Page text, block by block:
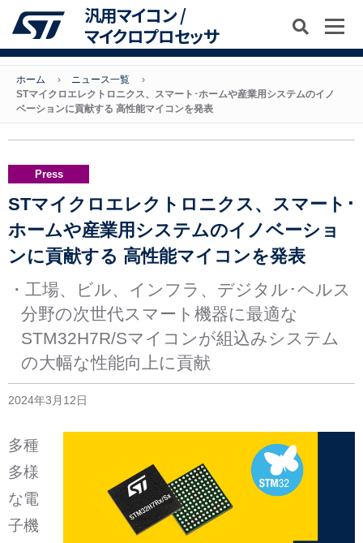
汎用マイコン /
マイクロプロセッサ
ホーム
ニュース一覧
STマイクロエレクトロニクス、スマート･ホームや産業用システムのイノ
ベーションに貢献する 高性能マイコンを発表
Press
STマイクロエレクトロニクス、スマート･
ホームや産業用システムのイノベーショ
ンに貢献する 高性能マイコンを発表
・工場、ビル、インフラ、デジタル･ヘルス
分野の次世代スマート機器に最適な
STM32H7R/Sマイコンが組込みシステム
の大幅な性能向上に貢献
2024年3月12日
多種
多様
な電
子機